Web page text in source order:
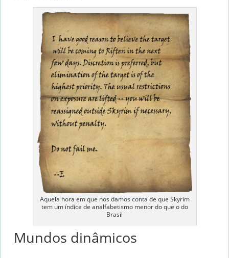
Aquela hora em que nos damos conta de que Skyrim
tem um índice de analfabetismo menor do que o do
Brasil
Mundos dinâmicos